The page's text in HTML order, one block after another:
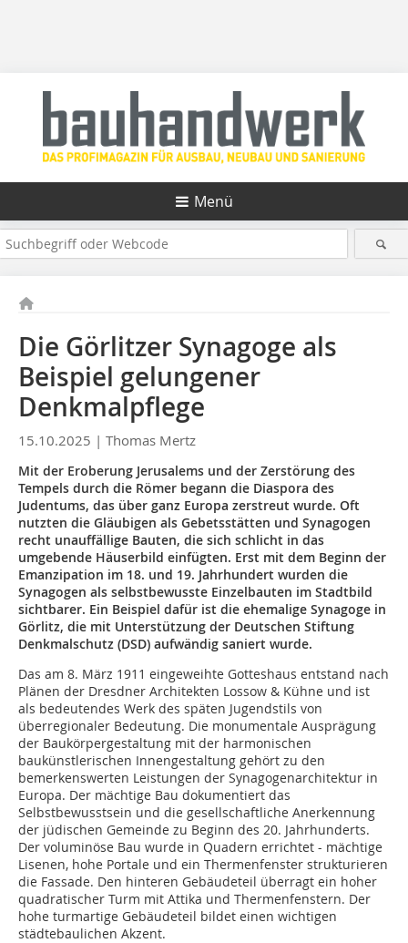
Menü
Die Görlitzer Synagoge als
Beispiel gelungener
Denkmalpflege
15.10.2025 | Thomas Mertz
Mit der Eroberung Jerusalems und der Zerstörung des
Tempels durch die Römer begann die Diaspora des
Judentums, das über ganz Europa zerstreut wurde. Oft
nutzten die Gläubigen als Gebetsstätten und Synagogen
recht unauffällige Bauten, die sich schlicht in das
umgebende Häuserbild einfügten. Erst mit dem Beginn der
Emanzipation im 18. und 19. Jahrhundert wurden die
Synagogen als selbstbewusste Einzelbauten im Stadtbild
sichtbarer. Ein Beispiel dafür ist die ehemalige Synagoge in
Görlitz, die mit Unterstützung der Deutschen Stiftung
Denkmalschutz (DSD) aufwändig saniert wurde.
Das am 8. März 1911 eingeweihte Gotteshaus entstand nach
Plänen der Dresdner Architekten Lossow & Kühne und ist
als bedeutendes Werk des späten Jugendstils von
überregionaler Bedeutung. Die monumentale Ausprägung
der Baukörpergestaltung mit der harmonischen
baukünstlerischen Innengestaltung gehört zu den
bemerkenswerten Leistungen der Synagogenarchitektur in
Europa. Der mächtige Bau dokumentiert das
Selbstbewusstsein und die gesellschaftliche Anerkennung
der jüdischen Gemeinde zu Beginn des 20. Jahrhunderts.
Der voluminöse Bau wurde in Quadern errichtet - mächtige
Lisenen, hohe Portale und ein Thermenfenster strukturieren
die Fassade. Den hinteren Gebäudeteil überragt ein hoher
quadratischer Turm mit Attika und Thermenfenstern. Der
hohe turmartige Gebäudeteil bildet einen wichtigen
städtebaulichen Akzent.